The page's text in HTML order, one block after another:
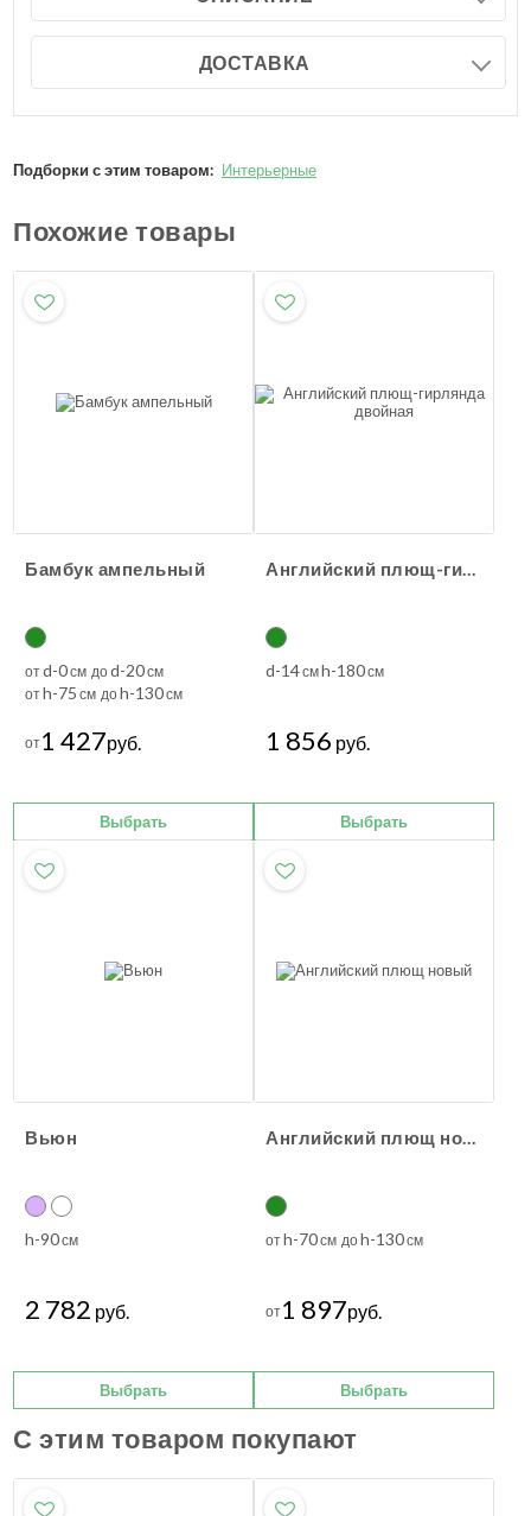
ДОСТАВКА
Подборки с этим товаром: Интерьерные
Похожие товары
Бамбук ампельный
отd-0см доd-20см
отh-75 см доh-130см
от1 427руб.
Выбрать
Английский плющ-гирлянда двойная
d-14смh-180см
1 856 руб.
Выбрать
Вьюн
h-90см
2 782 руб.
Выбрать
Английский плющ новый
отh-70см доh-130см
от1 897руб.
Выбрать
С этим товаром покупают